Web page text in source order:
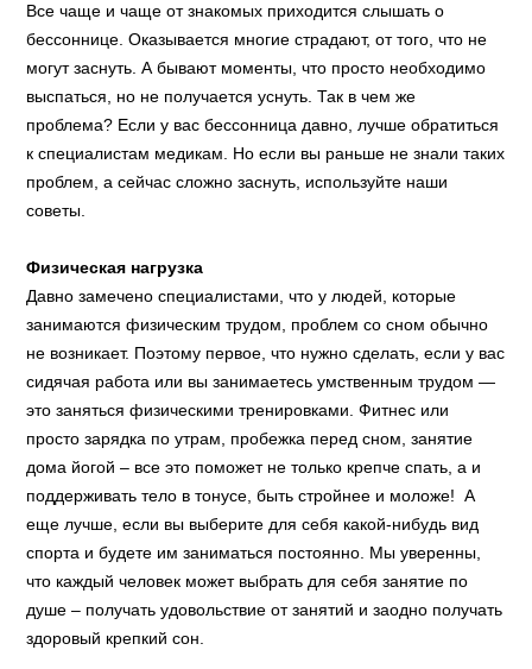
Все чаще и чаще от знакомых приходится слышать о
бессоннице. Оказывается многие страдают, от того, что не
могут заснуть. А бывают моменты, что просто необходимо
выспаться, но не получается уснуть. Так в чем же
проблема? Если у вас бессонница давно, лучше обратиться
к специалистам медикам. Но если вы раньше не знали таких
проблем, а сейчас сложно заснуть, используйте наши
советы.
Физическая нагрузка
Давно замечено специалистами, что у людей, которые
занимаются физическим трудом, проблем со сном обычно
не возникает. Поэтому первое, что нужно сделать, если у вас
сидячая работа или вы занимаетесь умственным трудом —
это заняться физическими тренировками. Фитнес или
просто зарядка по утрам, пробежка перед сном, занятие
дома йогой – все это поможет не только крепче спать, а и
поддерживать тело в тонусе, быть стройнее и моложе! А
еще лучше, если вы выберите для себя какой-нибудь вид
спорта и будете им заниматься постоянно. Мы уверенны,
что каждый человек может выбрать для себя занятие по
душе – получать удовольствие от занятий и заодно получать
здоровый крепкий сон.